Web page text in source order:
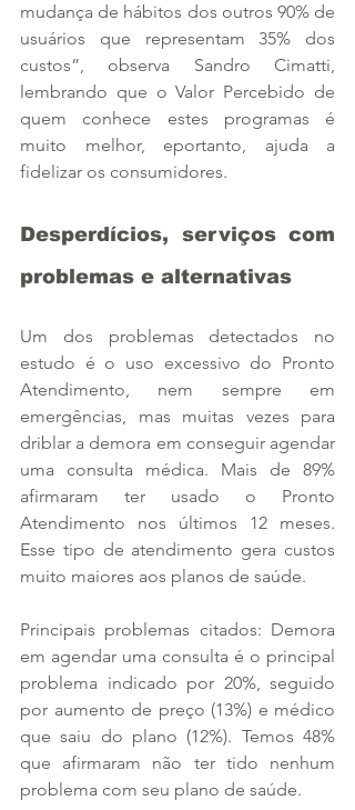
mudança de hábitos dos outros 90% de
usuários que representam 35% dos
custos”, observa Sandro Cimatti,
lembrando que o Valor Percebido de
quem conhece estes programas é
muito melhor, eportanto, ajuda a
fidelizar os consumidores.
Desperdícios, serviços com
problemas e alternativas
Um dos problemas detectados no
estudo é o uso excessivo do Pronto
Atendimento, nem sempre em
emergências, mas muitas vezes para
driblar a demora em conseguir agendar
uma consulta médica. Mais de 89%
afirmaram ter usado o Pronto
Atendimento nos últimos 12 meses.
Esse tipo de atendimento gera custos
muito maiores aos planos de saúde.
Principais problemas citados: Demora
em agendar uma consulta é o principal
problema indicado por 20%, seguido
por aumento de preço (13%) e médico
que saiu do plano (12%). Temos 48%
que afirmaram não ter tido nenhum
problema com seu plano de saúde.